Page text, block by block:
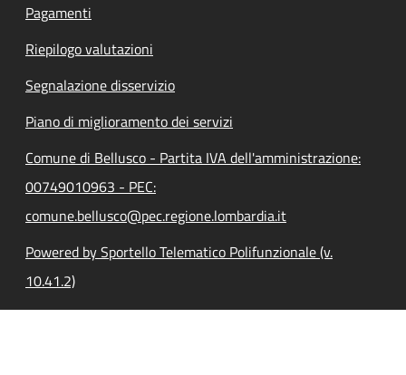
Pagamenti
Riepilogo valutazioni
Segnalazione disservizio
Piano di miglioramento dei servizi
Comune di Bellusco - Partita IVA dell'amministrazione:
00749010963 - PEC:
comune.bellusco@pec.regione.lombardia.it
Powered by Sportello Telematico Polifunzionale (v.
10.41.2)